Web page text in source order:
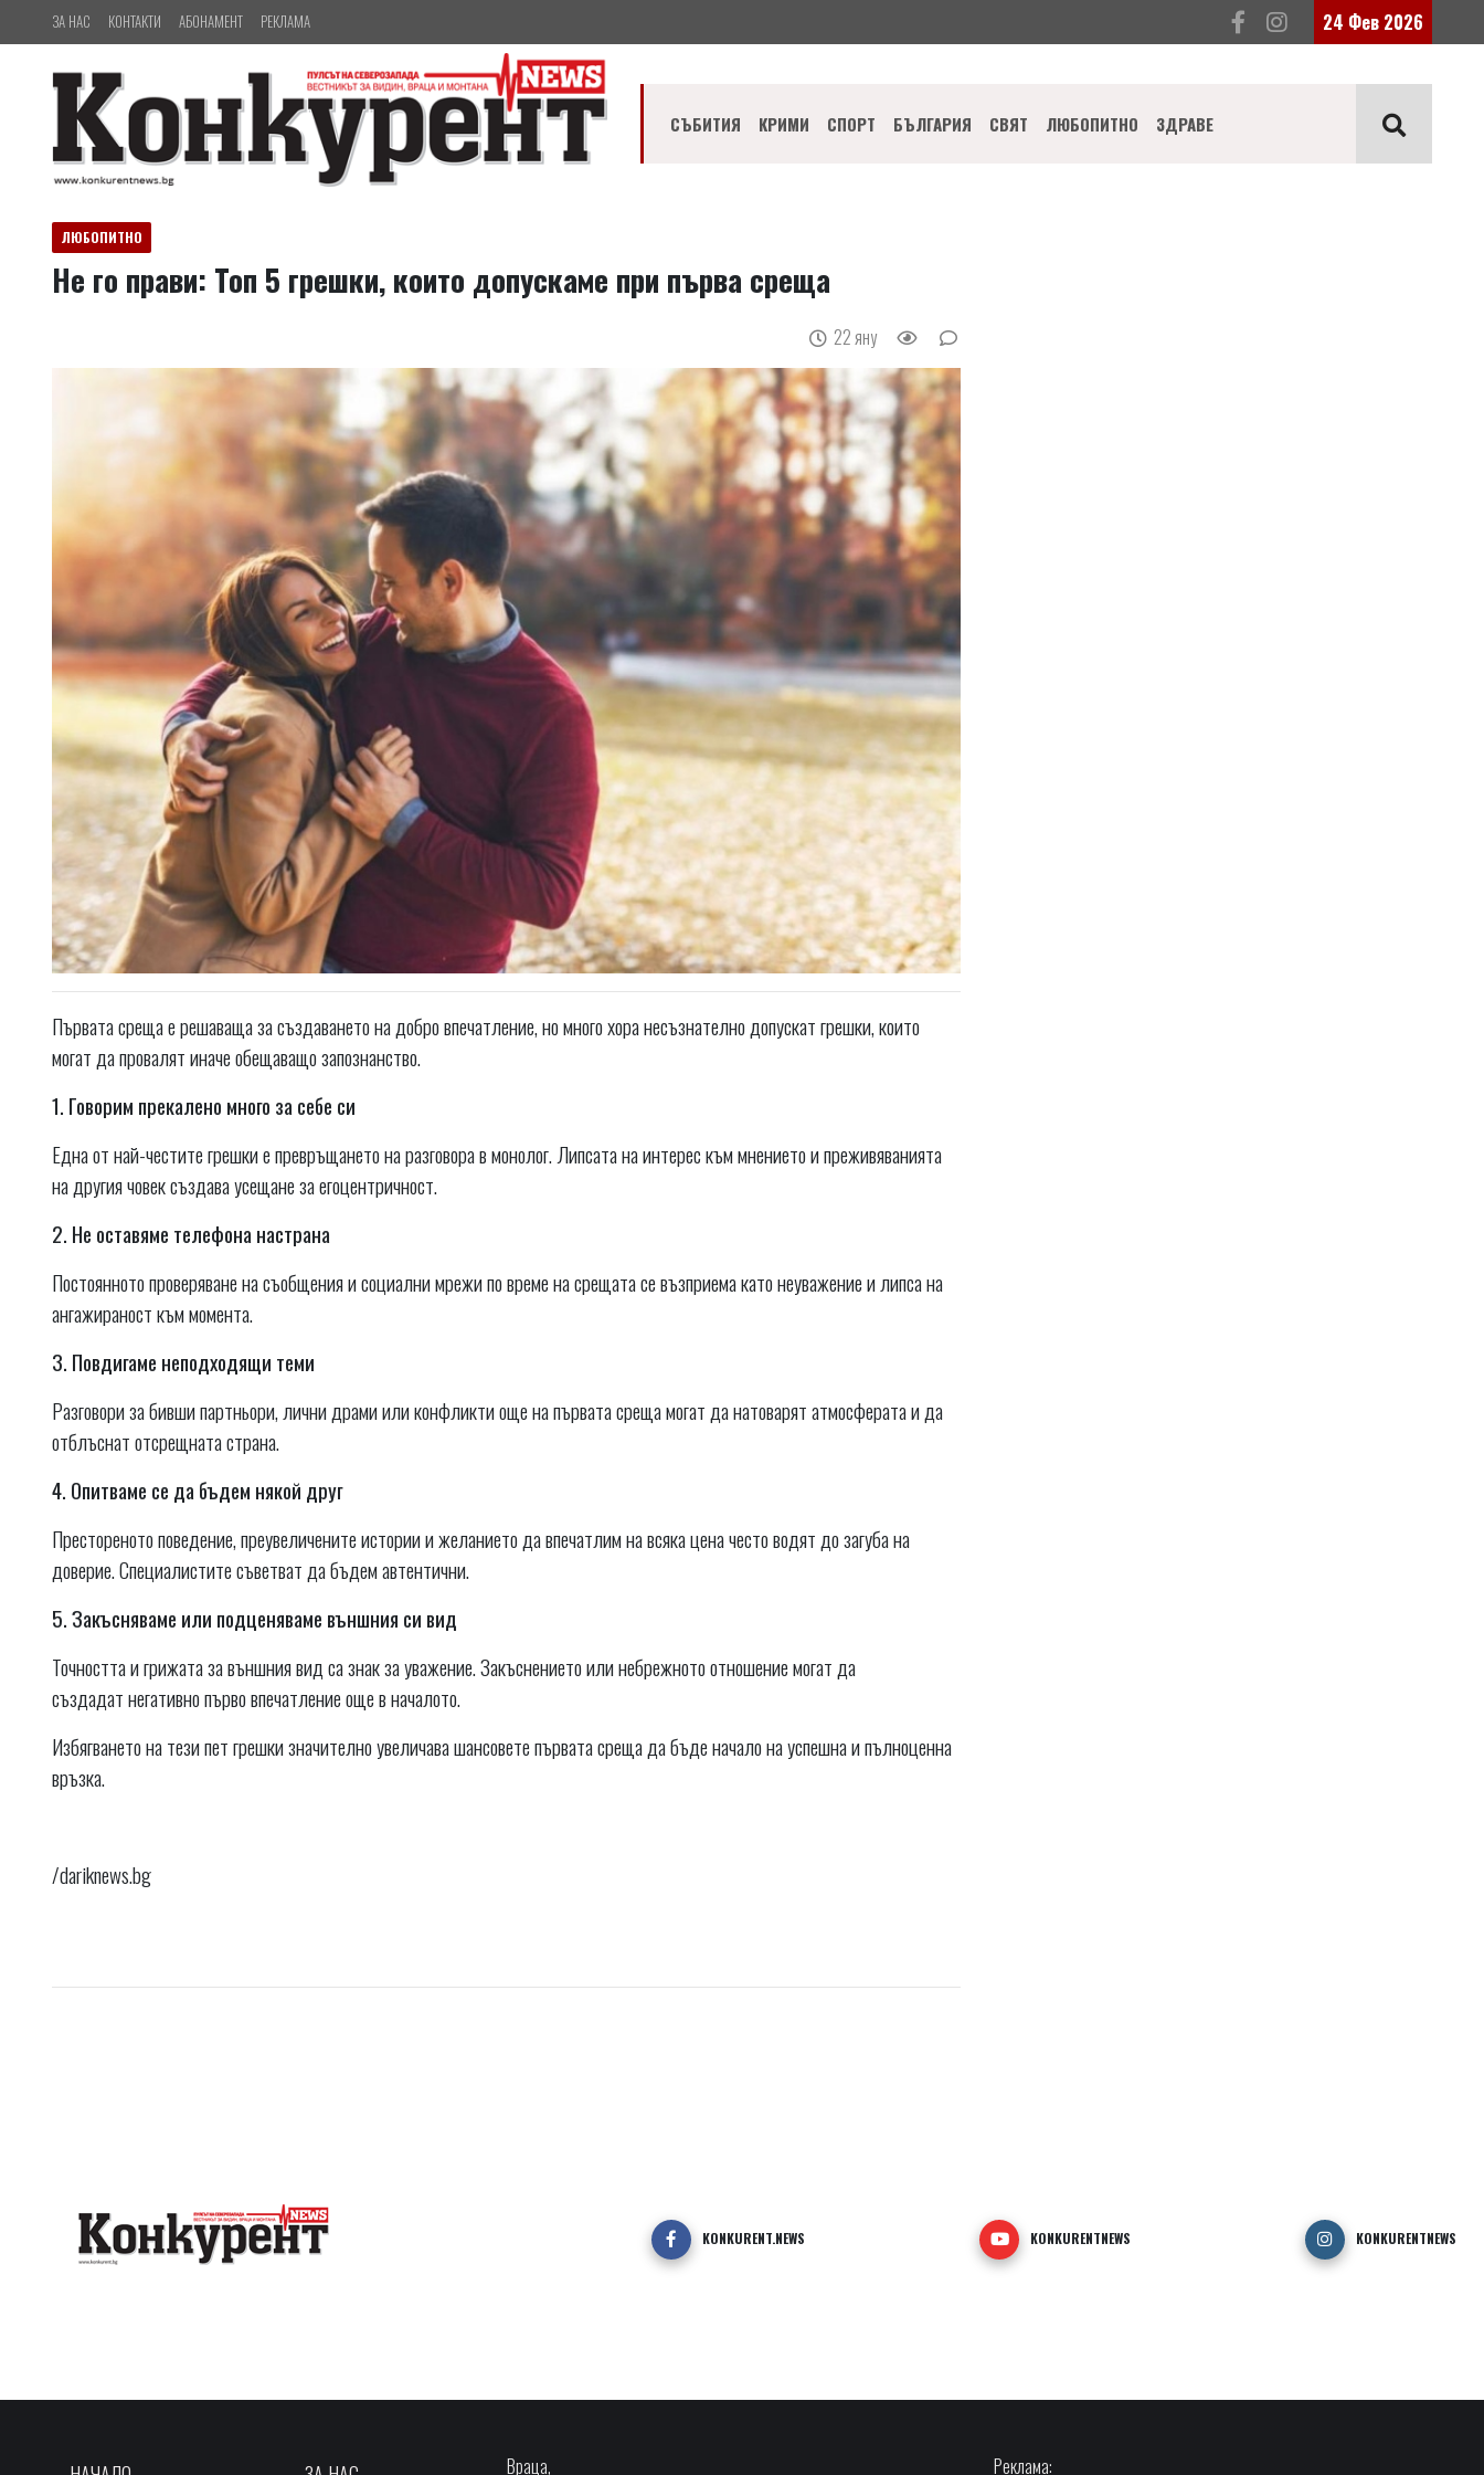
ЗА НАС КОНТАКТИ АБОНАМЕНТ РЕКЛАМА 24 Фев 2026
СЪБИТИЯ КРИМИ СПОРТ БЪЛГАРИЯ СВЯТ ЛЮБОПИТНО ЗДРАВЕ
ЛЮБОПИТНО
Не го прави: Топ 5 грешки, които допускаме при първа среща
22 яну
Първата среща е решаваща за създаването на добро впечатление, но много хора несъзнателно допускат грешки, които
могат да провалят иначе обещаващо запознанство.
1. Говорим прекалено много за себе си
Една от най-честите грешки е превръщането на разговора в монолог. Липсата на интерес към мнението и преживяванията
на другия човек създава усещане за егоцентричност.
2. Не оставяме телефона настрана
Постоянното проверяване на съобщения и социални мрежи по време на срещата се възприема като неуважение и липса на
ангажираност към момента.
3. Повдигаме неподходящи теми
Разговори за бивши партньори, лични драми или конфликти още на първата среща могат да натоварят атмосферата и да
отблъснат отсрещната страна.
4. Опитваме се да бъдем някой друг
Престореното поведение, преувеличените истории и желанието да впечатлим на всяка цена често водят до загуба на
доверие. Специалистите съветват да бъдем автентични.
5. Закъсняваме или подценяваме външния си вид
Точността и грижата за външния вид са знак за уважение. Закъснението или небрежното отношение могат да
създадат негативно първо впечатление още в началото.
Избягването на тези пет грешки значително увеличава шансовете първата среща да бъде начало на успешна и пълноценна
връзка.
/dariknews.bg
KONKURENT.NEWS KONKURENTNEWS KONKURENTNEWS
Враца, Реклама: